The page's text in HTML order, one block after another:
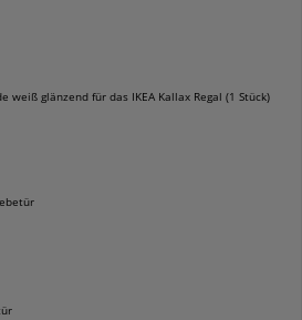
weiß glänzend für das IKEA Kallax Regal (1 Stück)